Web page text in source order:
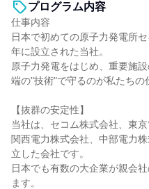
プログラム内容
仕事内容
日本で初めての原子力発電所
年に設立された当社。
原子力発電をはじめ、重要施
端の"技術"で守るのが私たちの
【抜群の安定性】
当社は、セコム株式会社、東
関西電力株式会社、中部電力
立した会社です。
日本でも有数の大企業が親会
ます。